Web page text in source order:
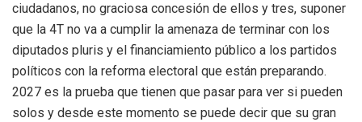
ciudadanos, no graciosa concesión de ellos y tres, suponer
que la 4T no va a cumplir la amenaza de terminar con los
diputados pluris y el financiamiento público a los partidos
políticos con la reforma electoral que están preparando.
2027 es la prueba que tienen que pasar para ver si pueden
solos y desde este momento se puede decir que su gran